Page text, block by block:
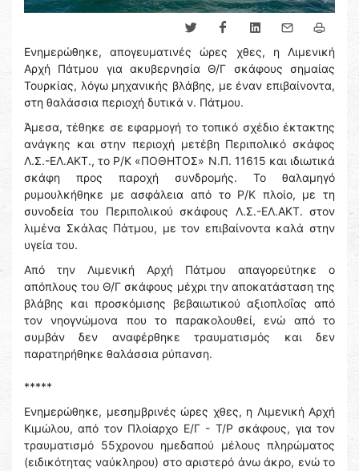
Ενημερώθηκε, απογευματινές ώρες χθες, η Λιμενική
Αρχή Πάτμου για ακυβερνησία Θ/Γ σκάφους σημαίας
Τουρκίας, λόγω μηχανικής βλάβης, με έναν επιβαίνοντα,
στη θαλάσσια περιοχή δυτικά ν. Πάτμου.
Άμεσα, τέθηκε σε εφαρμογή το τοπικό σχέδιο έκτακτης
ανάγκης και στην περιοχή μετέβη Περιπολικό σκάφος
Λ.Σ.-ΕΛ.ΑΚΤ., το Ρ/Κ «ΠΟΘΗΤΟΣ» Ν.Π. 11615 και ιδιωτικά
σκάφη προς παροχή συνδρομής. Το θαλαμηγό
ρυμουλκήθηκε με ασφάλεια από το Ρ/Κ πλοίο, με τη
συνοδεία του Περιπολικού σκάφους Λ.Σ.-ΕΛ.ΑΚΤ. στον
λιμένα Σκάλας Πάτμου, με τον επιβαίνοντα καλά στην
υγεία του.
Από την Λιμενική Αρχή Πάτμου απαγορεύτηκε ο
απόπλους του Θ/Γ σκάφους μέχρι την αποκατάσταση της
βλάβης και προσκόμισης βεβαιωτικού αξιοπλοΐας από
τον νηογνώμονα που το παρακολουθεί, ενώ από το
συμβάν δεν αναφέρθηκε τραυματισμός και δεν
παρατηρήθηκε θαλάσσια ρύπανση.
*****
Ενημερώθηκε, μεσημβρινές ώρες χθες, η Λιμενική Αρχή
Κιμώλου, από τον Πλοίαρχο Ε/Γ - Τ/Ρ σκάφους, για τον
τραυματισμό 55χρονου ημεδαπού μέλους πληρώματος
(ειδικότητας ναύκληρου) στο αριστερό άνω άκρο, ενώ το